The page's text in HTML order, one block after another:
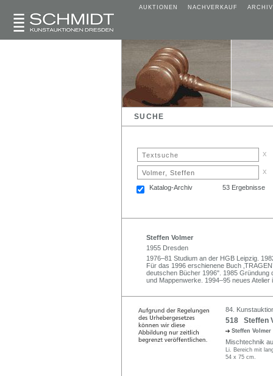
AUKTIONEN NACHVERKAUF ARCHIV
SUCHE
x
x
Katalog-Archiv 53 Ergebnisse
Steffen Volmer
1955 Dresden
1976–81 Studium an der HGB Leipzig.
Für das 1996 erschienene Buch
deutschen Bücher 1996". 1985 Gründung
und Mappenwerke. 1994–95 neues Atelier
84.
518 Steffen
Steffen Volmer
Mischtechnik
Li. Bereich mit
54 x 75 cm.